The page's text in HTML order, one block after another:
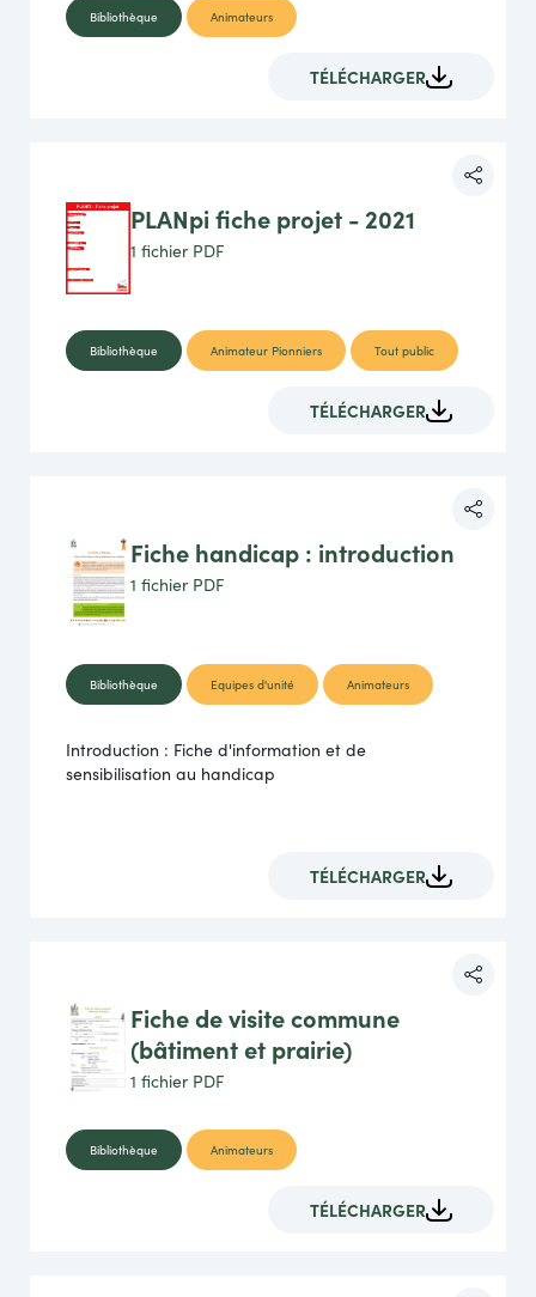
Bibliothèque Animateurs
TÉLÉCHARGER
PLANpi fiche projet - 2021
1 fichier PDF
Bibliothèque Animateur Pionniers Tout public
TÉLÉCHARGER
Fiche handicap : introduction
1 fichier PDF
Bibliothèque Equipes d'unité Animateurs
Introduction : Fiche d'information et de
sensibilisation au handicap
TÉLÉCHARGER
Fiche de visite commune
(bâtiment et prairie)
1 fichier PDF
Bibliothèque Animateurs
TÉLÉCHARGER